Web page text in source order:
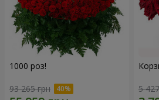
1000 роз!
93 265 грн 5